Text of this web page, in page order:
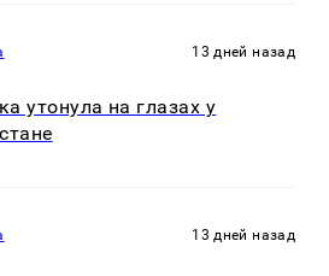
13 дней назад
утонула на глазах у
13 дней назад